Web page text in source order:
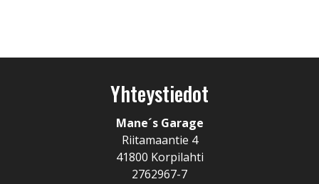
Yhteystiedot
Mane´s Garage
Riitamaantie 4
41800 Korpilahti
2762967-7